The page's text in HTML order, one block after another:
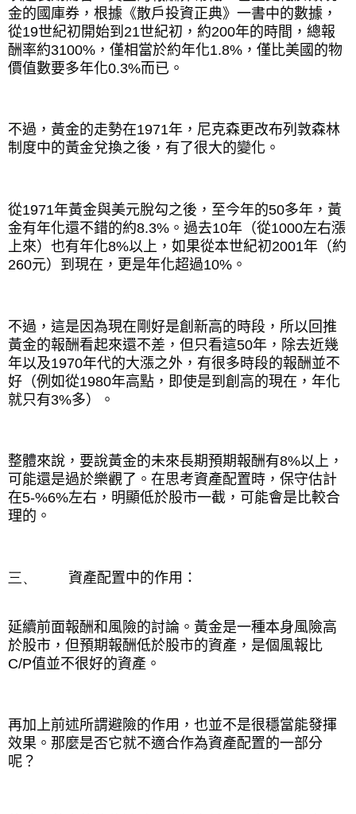
金的國庫券，根據《散戶投資正典》一書中的數據，
從19世紀初開始到 21世紀初，約200年的時間，總報
酬率約3100% ，僅相當於約年化1.8% ，僅比美國的物
價值數要多年化0.3%而已。
不過，黃金的走勢在1971年，尼克森更改布列敦森林
制度中的黃金兌換之後，有了很大的變化。
從1971年黃金與美元脫勾之後，至今年的50多年，黃
金有年化還不錯的約8.3% 。過去10年（從1000左右漲
上來）也有年化8%以上，如果從本世紀初2001年（約
260元）到現在，更是年化超過10% 。
不過，這是因為現在剛好是創新高的時段，所以回推
黃金的報酬看起來還不差，但只看這50年，除去近幾
年以及1970年代的大漲之外，有很多時段的報酬並不
好（例如從1980年高點，即使是到創高的現在，年化
就只有3%多）。
整體來說，要說黃金的未來長期預期報酬有8%以上，
可能還是過於樂觀了。在思考資產配置時，保守估計
在5-%6%左右，明顯低於股市一截，可能會是比較合
理的。
三、 資產配置中的作用：
延續前面報酬和風險的討論。黃金是一種本身風險高
於股市，但預期報酬低於股市的資產，是個風報比
C/P值並不很好的資產。
再加上前述所謂避險的作用，也並不是很穩當能發揮
效果。那麼是否它就不適合作為資產配置的一部分
呢？